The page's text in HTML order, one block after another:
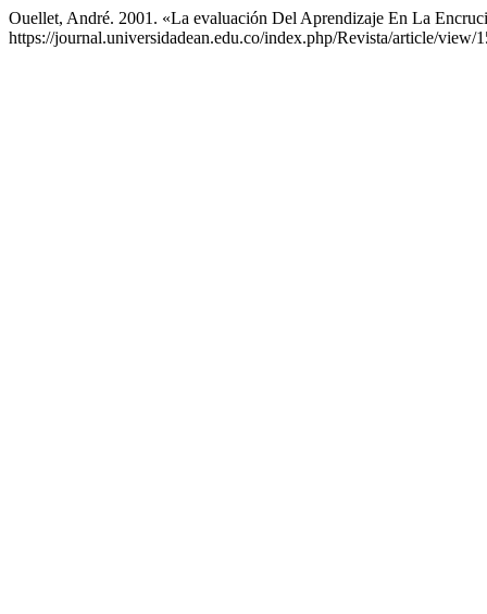
Ouellet, André. 2001. «La evaluación Del Aprendizaje En La
https://journal.universidadean.edu.co/index.php/Revista/article/view/